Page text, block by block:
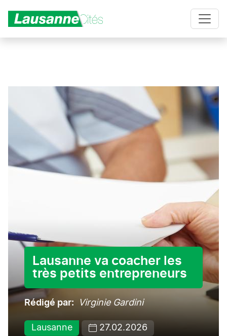
Lausanne va coacher les
très petits entrepreneurs
Rédigé par Virginie Gardini
Lausanne 27.02.2026